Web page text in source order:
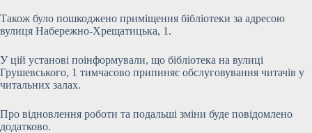
Також було пошкоджено приміщення бібліотеки за адресою
вулиця Набережно-Хрещатицька, 1.
У цій установі поінформували, що бібліотека на вулиці
Грушевського, 1 тимчасово припиняє обслуговування читачів у
читальних залах.
Про відновлення роботи та подальші зміни буде повідомлено
додатково.